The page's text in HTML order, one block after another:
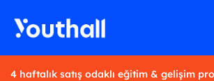
4 haftalık satış odaklı eğitim & gelişim